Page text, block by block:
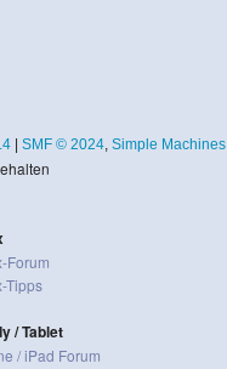
| SMF © 2024, Simple Machines
Forum
Tipps
/ Tablet
/ iPad Forum